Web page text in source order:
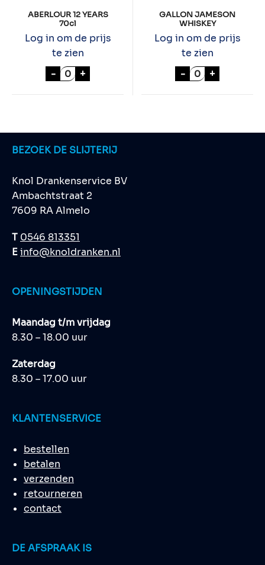
ABERLOUR 12 YEARS
70cl
Log in om de prijs
te zien
- ABERLOUR 12 YEARS 70cl aantal
+
GALLON JAMESON
WHISKEY
Log in om de prijs
te zien
- GALLON
+
BEZOEK DE SLIJTERIJ
Knol Drankenservice BV
Ambachtstraat 2
7609 RA Almelo
T 0546 813351
Einfo@knoldranken.nl
OPENINGSTIJDEN
Maandag t/m vrijdag
8.30 – 18.00 uur
Zaterdag
8.30 – 17.00 uur
KLANTENSERVICE
bestellen
betalen
verzenden
retourneren
contact
DE AFSPRAAK IS